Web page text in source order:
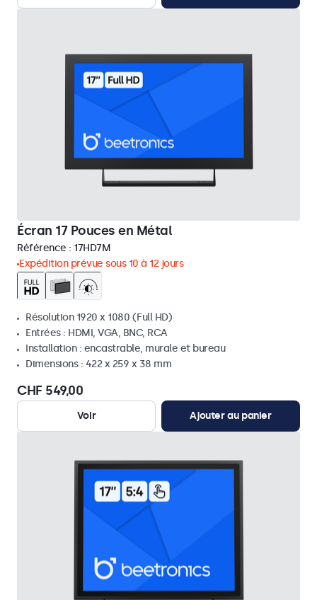
Écran 17 Pouces en Métal
Référence : 17HD7M
Expédition prévue sous 10 à 12 jours
Résolution 1920 x 1080 (Full HD)
Entrées : HDMI, VGA, BNC, RCA
Installation : encastrable, murale et bureau
Dimensions : 422 x 259 x 38 mm
CHF 549,00
Voir Ajouter au panier